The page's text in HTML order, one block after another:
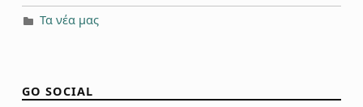
Τα νέα μας
GO SOCIAL